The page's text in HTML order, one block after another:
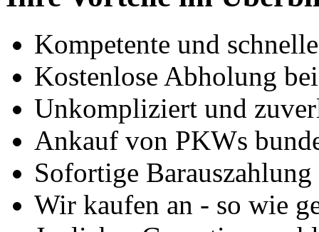
Kompetente und
Kostenlose Abholung
Unkompliziert und
Ankauf von PKWs
Sofortige
Wir kaufen an - so wie